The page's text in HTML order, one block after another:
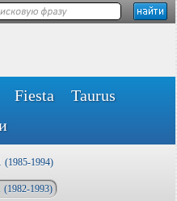
Fiesta
Taurus
(1985-1994)
(1982-1993)